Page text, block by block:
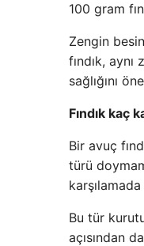
100 gram
Zengin
fındık,
sağlığını
Fındık kaç
Bir avuç
türü
Bu tür
açısından